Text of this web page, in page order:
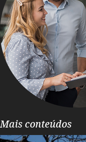
Mais conteúdos